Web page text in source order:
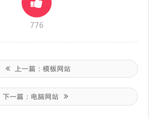
776
上一篇：模板网站
下一篇： 电脑网站